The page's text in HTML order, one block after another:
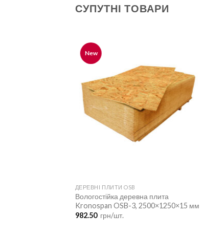
СУПУТНІ ТОВАРИ
New
ДЕРЕВНІ ПЛИТИ OSB
Вологостійка деревна плита
Kronospan OSB-3, 2500×1250×15 мм
982.50 грн/шт.